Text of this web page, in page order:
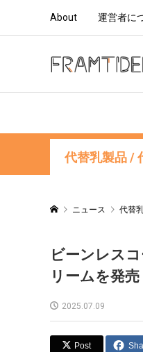
About 運営者に
代替乳製品 /
ニュース 代替
ビーンレス
リームを発売
2025.07.09
Post